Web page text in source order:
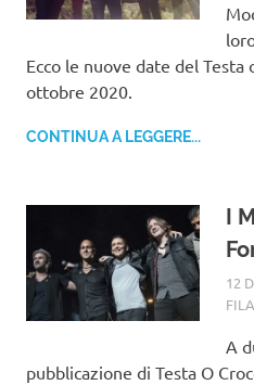
Ecco le nuove date del Testa
ottobre 2020.
CONTINUA A LEGGERE...
I
12
A
pubblicazione di Testa O